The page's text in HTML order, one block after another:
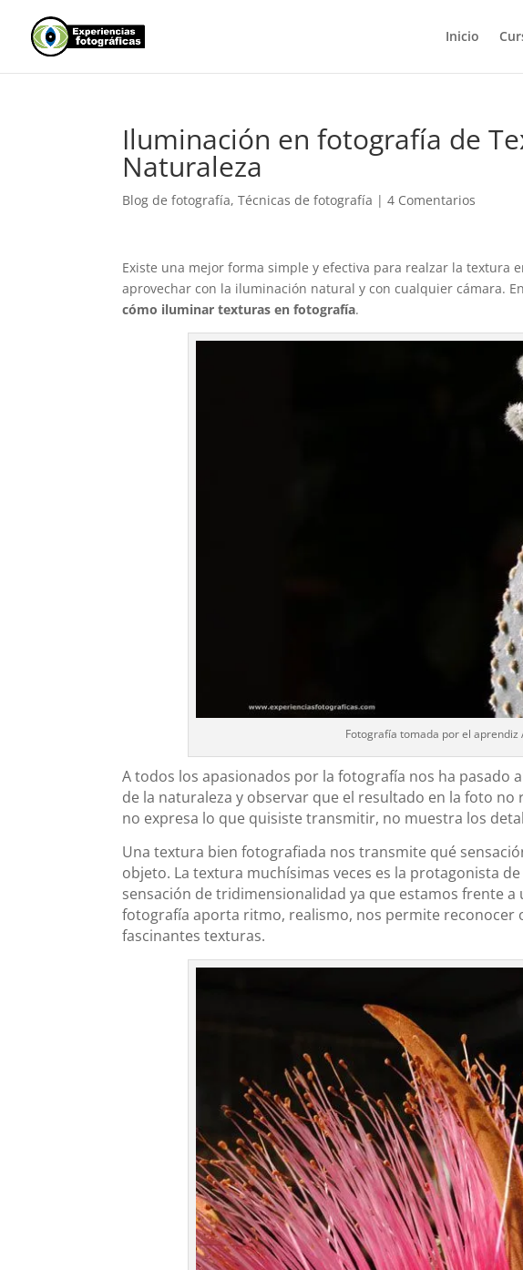
Inicio
Iluminación en fotografía de
Naturaleza
Blog de fotografía,Técnicas de fotografía |4 Comentarios
Existe una mejor forma simple y efectiva para realzar la textura
aprovechar con la iluminación natural y con cualquier cámara.
cómo iluminar texturas en fotografía.
Fotografía tomada por el aprendiz
A todos los apasionados por la fotografía nos ha pasado
de la naturaleza y observar que el resultado en la foto no
no expresa lo que quisiste transmitir, no muestra los
Una textura bien fotografiada nos transmite qué
objeto. La textura muchísimas veces es la protagonista
sensación de tridimensionalidad ya que estamos frente a
fotografía aporta ritmo, realismo, nos permite reconocer
fascinantes texturas.